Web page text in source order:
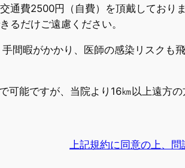
通費2500円（自費）を頂戴しており
るだけご遠慮ください。
間暇がかかり、医師の感染リスクも
可能ですが、当院より16㎞以上遠方
上記規約に同意の上、